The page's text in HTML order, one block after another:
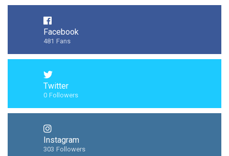
Facebook
481 Fans
Twitter
0 Followers
Instagram
303 Followers